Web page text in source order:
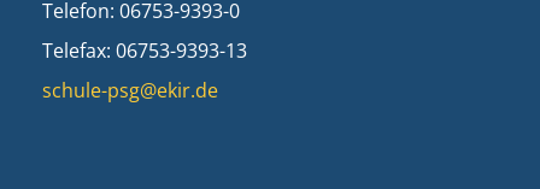
Telefon: 06753-9393-0
Telefax: 06753-9393-13
schule-psg@ekir.de